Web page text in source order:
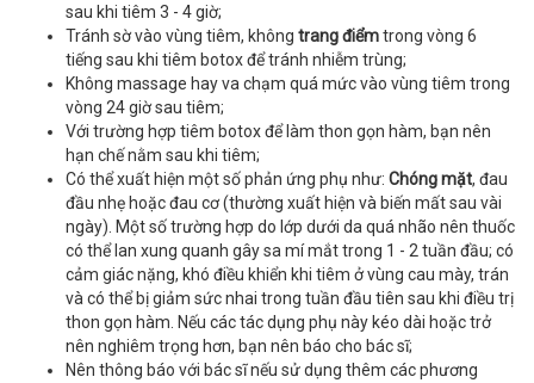
sau khi tiêm 3 - 4 giờ;
Tránh sờ vào vùng tiêm, không trang điểmtrong vòng 6
tiếng sau khi tiêm botox để tránh nhiễm trùng;
Không massage hay va chạm quá mức vào vùng tiêm trong
vòng 24 giờ sau tiêm;
Với trường hợp tiêm botox để làm thon gọn hàm, bạn nên
hạn chế nằm sau khi tiêm;
Có thể xuất hiện một số phản ứng phụ như: Chóng mặt, đau
đầu nhẹ hoặc đau cơ (thường xuất hiện và biến mất sau vài
ngày). Một số trường hợp do lớp dưới da quá nhão nên thuốc
có thể lan xung quanh gây sa mí mắt trong 1 - 2 tuần đầu; có
cảm giác nặng, khó điều khiển khi tiêm ở vùng cau mày, trán
và có thể bị giảm sức nhai trong tuần đầu tiên sau khi điều trị
thon gọn hàm. Nếu các tác dụng phụ này kéo dài hoặc trở
nên nghiêm trọng hơn, bạn nên báo cho bác sĩ;
Nên thông báo với bác sĩ nếu sử dụng thêm các phương